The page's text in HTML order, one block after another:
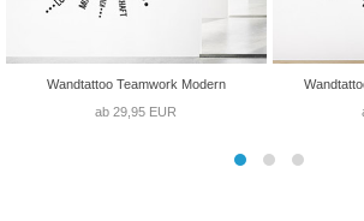
Wandtattoo Teamwork Modern
ab 29,95 EUR